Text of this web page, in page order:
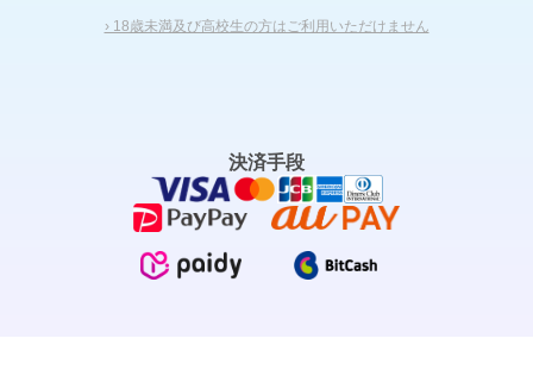
› 18歳未満及び高校生の方はご利用いただけません
決済手段